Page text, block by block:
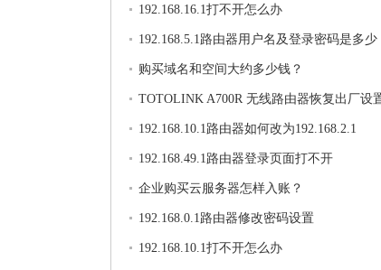
192.168.16.1打不开怎么办
192.168.5.1路由器用户名及登录密码是多少
购买域名和空间大约多少钱？
TOTOLINK A700R 无线路由器恢复出厂设
192.168.10.1路由器如何改为192.168.2.1
192.168.49.1路由器登录页面打不开
企业购买云服务器怎样入账？
192.168.0.1路由器修改密码设置
192.168.10.1打不开怎么办